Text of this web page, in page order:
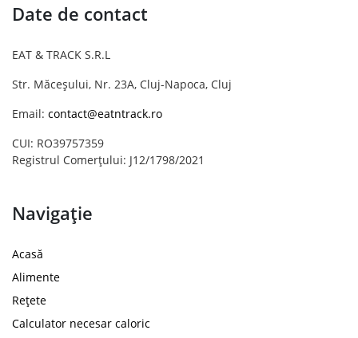
Date de contact
EAT & TRACK S.R.L
Str. Măceșului, Nr. 23A, Cluj-Napoca, Cluj
Email: contact@eatntrack.ro
CUI: RO39757359
Registrul Comerțului: J12/1798/2021
Navigație
Acasă
Alimente
Rețete
Calculator necesar caloric